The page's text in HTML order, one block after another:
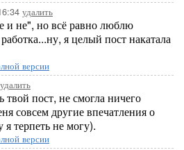
удалить
и не", но всё равно люблю
я целый пост накатала
версии
удалить
твой пост, не смогла ничего
совсем другие впечатления о
терпеть не могу).
версии